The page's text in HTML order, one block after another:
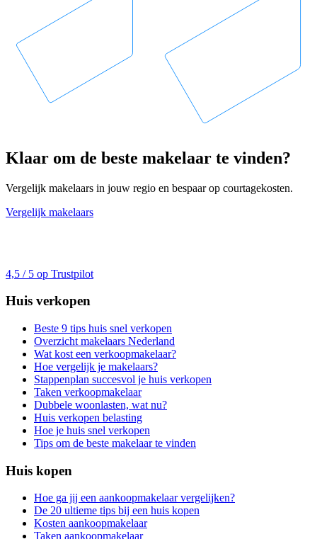
Klaar om de beste makelaar te vinden?
Vergelijk makelaars in jouw regio en bespaar op courtagekosten.
Vergelijk makelaars
4,5 / 5 op Trustpilot
Huis verkopen
Beste 9 tips huis snel verkopen
Overzicht makelaars Nederland
Wat kost een verkoopmakelaar?
Hoe vergelijk je makelaars?
Stappenplan succesvol je huis verkopen
Taken verkoopmakelaar
Dubbele woonlasten, wat nu?
Huis verkopen belasting
Hoe je huis snel verkopen
Tips om de beste makelaar te vinden
Huis kopen
Hoe ga jij een aankoopmakelaar vergelijken?
De 20 ultieme tips bij een huis kopen
Kosten aankoopmakelaar
Taken aankoopmakelaar